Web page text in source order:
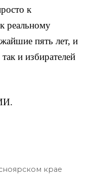
к
реальному
пять лет, и
и избирателей
крае